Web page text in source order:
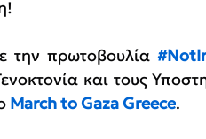
την πρωτοβουλία
και τους
March to Gaza Greece.